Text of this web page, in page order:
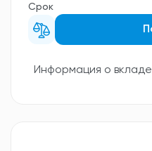
Срок
Информация о вкладе